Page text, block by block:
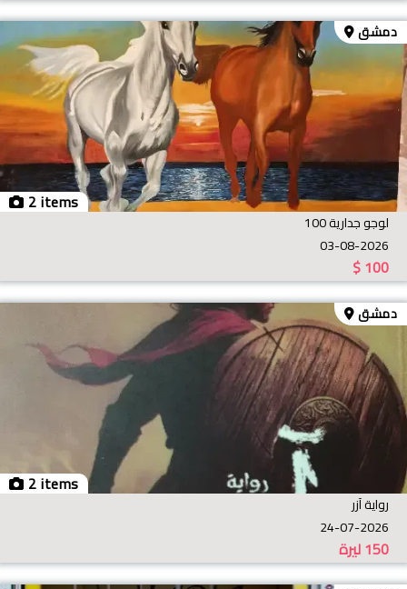
2 items
دمشق
لوجو جدارية 100
03-08-2026
$100
2 items
دمشق
رواية آزر
24-07-2026
ليرة150